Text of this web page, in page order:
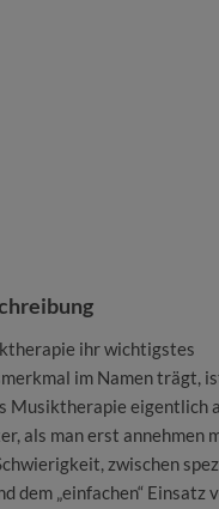
ihr wichtigstes
im Namen trägt,
Musiktherapie eigentlich
als man erst annehmen
zwischen
dem „einfachen“ Einsatz